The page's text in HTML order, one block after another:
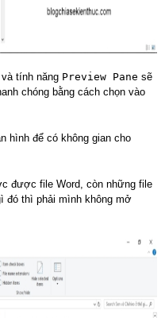
tính năng Preview Pane sẽ
chóng bằng cách chọn vào
hình để có không gian cho
được file Word, còn những file
đó thì phải mình không mở